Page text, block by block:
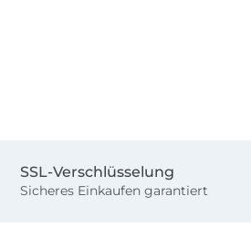
SSL-Verschlüsselung
Sicheres Einkaufen garantiert